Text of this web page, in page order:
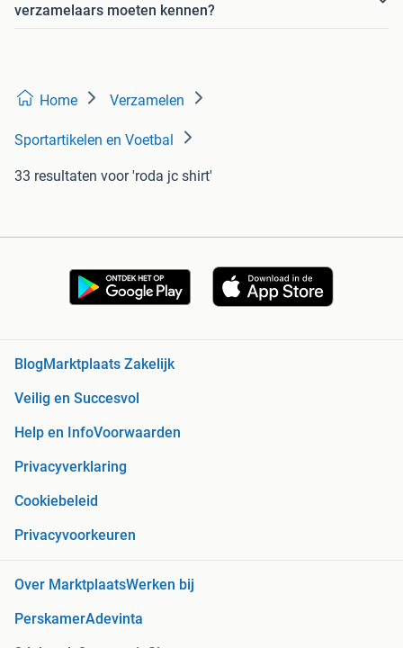
verzamelaars moeten kennen?
Home Verzamelen
Sportartikelen en Voetbal
33 resultaten voor 'roda jc shirt'
BlogMarktplaats Zakelijk
Veilig en Succesvol
Help en InfoVoorwaarden
Privacyverklaring
Cookiebeleid
Privacyvoorkeuren
Over MarktplaatsWerken bij
PerskamerAdevinta